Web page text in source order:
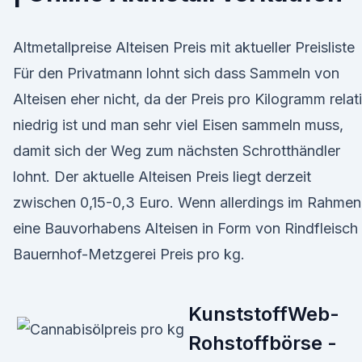
Altmetallpreise Alteisen Preis mit aktueller Preisliste
Für den Privatmann lohnt sich dass Sammeln von
Alteisen eher nicht, da der Preis pro Kilogramm
niedrig ist und man sehr viel Eisen sammeln muss,
damit sich der Weg zum nächsten Schrotthändler
lohnt. Der aktuelle Alteisen Preis liegt derzeit
zwischen 0,15-0,3 Euro. Wenn allerdings im Rahmen
eine Bauvorhabens Alteisen in Form von
Bauernhof-Metzgerei Preis pro kg.
KunststoffWeb-
Rohstoffbörse -